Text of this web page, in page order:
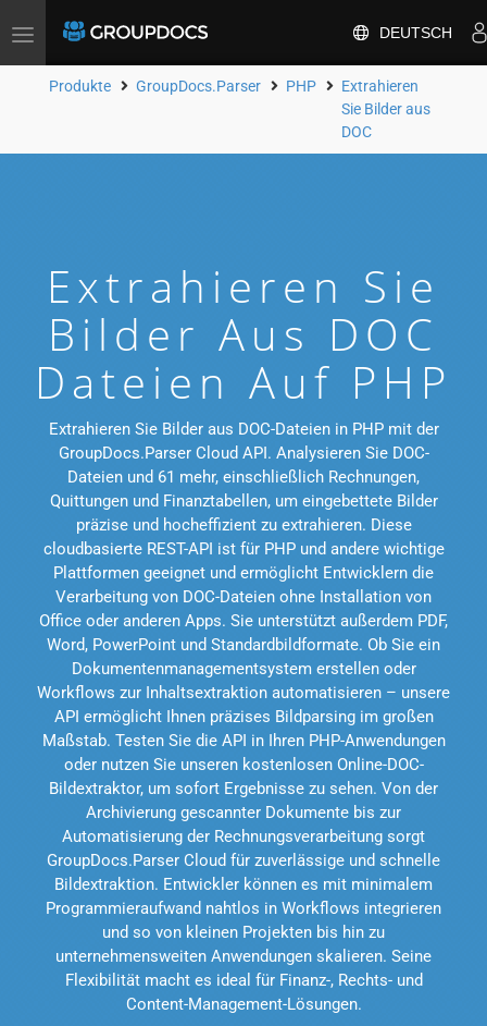
Toggle
DEUTSCH
Produkte GroupDocs.Parser PHP
Extrahieren
Sie Bilder aus
DOC
Extrahieren Sie
Bilder Aus DOC
Dateien Auf PHP
Extrahieren Sie Bilder aus DOC-Dateien in PHP mit der
GroupDocs.Parser Cloud API. Analysieren Sie DOC-
Dateien und 61 mehr, einschließlich Rechnungen,
Quittungen und Finanztabellen, um eingebettete Bilder
präzise und hocheffizient zu extrahieren. Diese
cloudbasierte REST-API ist für PHP und andere wichtige
Plattformen geeignet und ermöglicht Entwicklern die
Verarbeitung von DOC-Dateien ohne Installation von
Office oder anderen Apps. Sie unterstützt außerdem PDF,
Word, PowerPoint und Standardbildformate. Ob Sie ein
Dokumentenmanagementsystem erstellen oder
Workflows zur Inhaltsextraktion automatisieren – unsere
API ermöglicht Ihnen präzises Bildparsing im großen
Maßstab. Testen Sie die API in Ihren PHP-Anwendungen
oder nutzen Sie unseren kostenlosen Online-DOC-
Bildextraktor, um sofort Ergebnisse zu sehen. Von der
Archivierung gescannter Dokumente bis zur
Automatisierung der Rechnungsverarbeitung sorgt
GroupDocs.Parser Cloud für zuverlässige und schnelle
Bildextraktion. Entwickler können es mit minimalem
Programmieraufwand nahtlos in Workflows integrieren
und so von kleinen Projekten bis hin zu
unternehmensweiten Anwendungen skalieren. Seine
Flexibilität macht es ideal für Finanz-, Rechts- und
Content-Management-Lösungen.